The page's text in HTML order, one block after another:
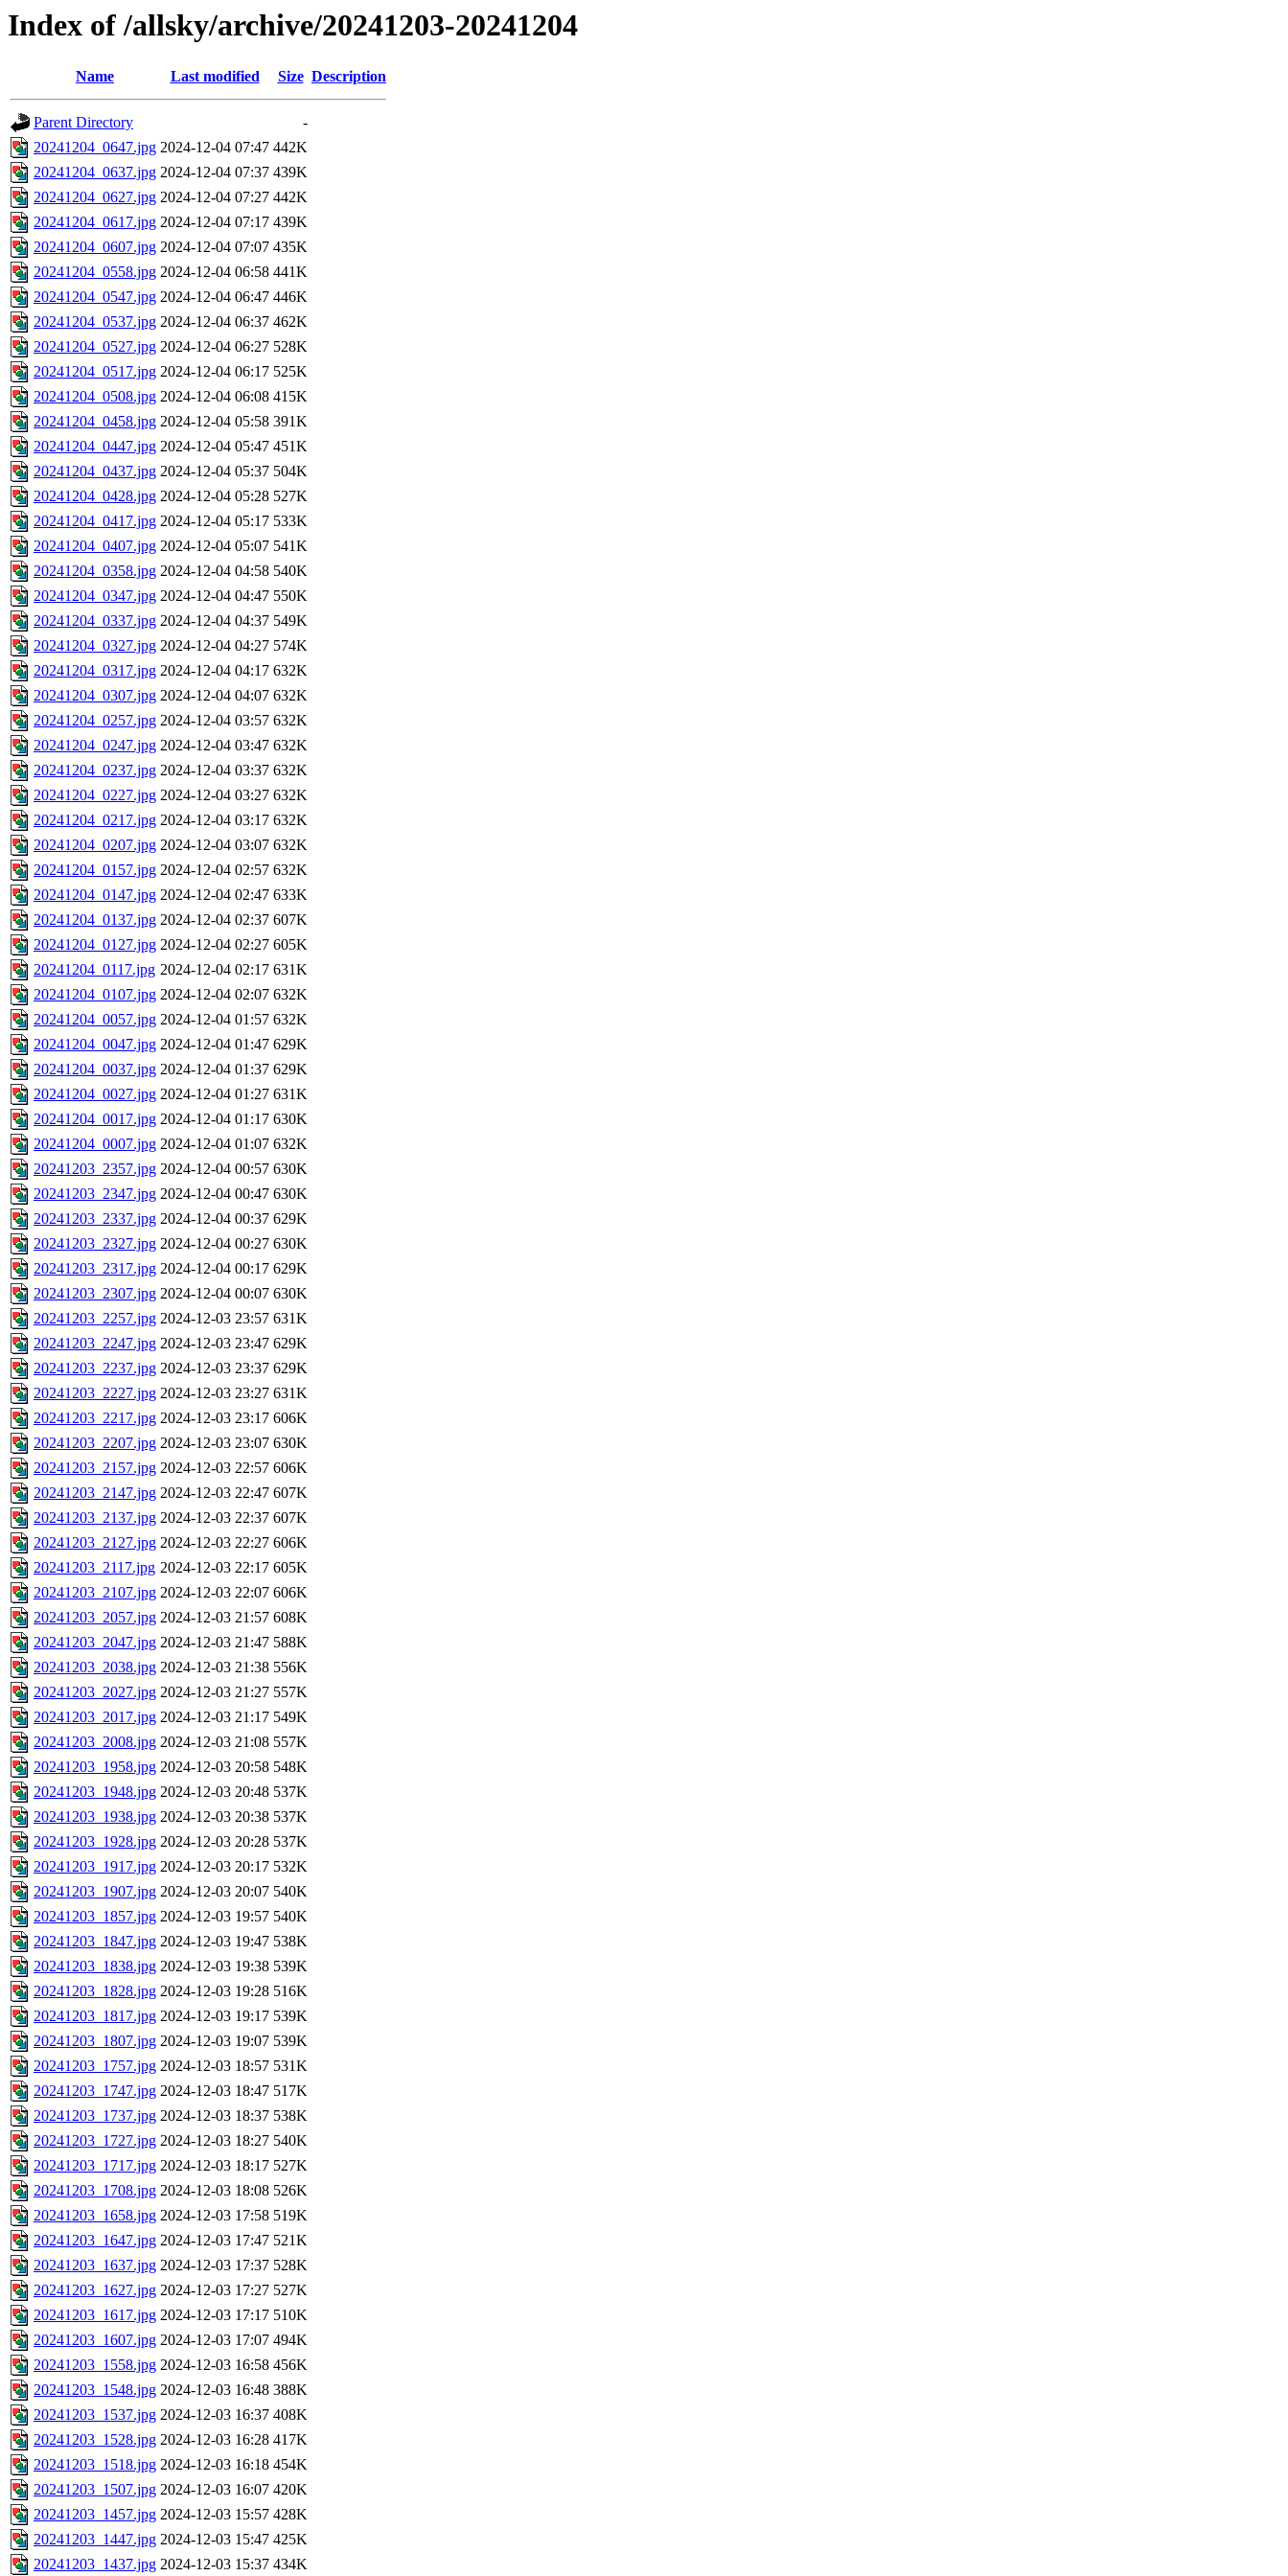
Index of /allsky/archive/20241203-20241204
Name Last modified Size Description
Parent Directory
-
20241204_0647.jpg 2024-12-04 07:47 442K
20241204_0637.jpg 2024-12-04 07:37 439K
20241204_0627.jpg 2024-12-04 07:27 442K
20241204_0617.jpg 2024-12-04 07:17 439K
20241204_0607.jpg 2024-12-04 07:07 435K
20241204_0558.jpg 2024-12-04 06:58 441K
20241204_0547.jpg 2024-12-04 06:47 446K
20241204_0537.jpg 2024-12-04 06:37 462K
20241204_0527.jpg 2024-12-04 06:27 528K
20241204_0517.jpg 2024-12-04 06:17 525K
20241204_0508.jpg 2024-12-04 06:08 415K
20241204_0458.jpg 2024-12-04 05:58 391K
20241204_0447.jpg 2024-12-04 05:47 451K
20241204_0437.jpg 2024-12-04 05:37 504K
20241204_0428.jpg 2024-12-04 05:28 527K
20241204_0417.jpg 2024-12-04 05:17 533K
20241204_0407.jpg 2024-12-04 05:07 541K
20241204_0358.jpg 2024-12-04 04:58 540K
20241204_0347.jpg 2024-12-04 04:47 550K
20241204_0337.jpg 2024-12-04 04:37 549K
20241204_0327.jpg 2024-12-04 04:27 574K
20241204_0317.jpg 2024-12-04 04:17 632K
20241204_0307.jpg 2024-12-04 04:07 632K
20241204_0257.jpg 2024-12-04 03:57 632K
20241204_0247.jpg 2024-12-04 03:47 632K
20241204_0237.jpg 2024-12-04 03:37 632K
20241204_0227.jpg 2024-12-04 03:27 632K
20241204_0217.jpg 2024-12-04 03:17 632K
20241204_0207.jpg 2024-12-04 03:07 632K
20241204_0157.jpg 2024-12-04 02:57 632K
20241204_0147.jpg 2024-12-04 02:47 633K
20241204_0137.jpg 2024-12-04 02:37 607K
20241204_0127.jpg 2024-12-04 02:27 605K
20241204_0117.jpg 2024-12-04 02:17 631K
20241204_0107.jpg 2024-12-04 02:07 632K
20241204_0057.jpg 2024-12-04 01:57 632K
20241204_0047.jpg 2024-12-04 01:47 629K
20241204_0037.jpg 2024-12-04 01:37 629K
20241204_0027.jpg 2024-12-04 01:27 631K
20241204_0017.jpg 2024-12-04 01:17 630K
20241204_0007.jpg 2024-12-04 01:07 632K
20241203_2357.jpg 2024-12-04 00:57 630K
20241203_2347.jpg 2024-12-04 00:47 630K
20241203_2337.jpg 2024-12-04 00:37 629K
20241203_2327.jpg 2024-12-04 00:27 630K
20241203_2317.jpg 2024-12-04 00:17 629K
20241203_2307.jpg 2024-12-04 00:07 630K
20241203_2257.jpg 2024-12-03 23:57 631K
20241203_2247.jpg 2024-12-03 23:47 629K
20241203_2237.jpg 2024-12-03 23:37 629K
20241203_2227.jpg 2024-12-03 23:27 631K
20241203_2217.jpg 2024-12-03 23:17 606K
20241203_2207.jpg 2024-12-03 23:07 630K
20241203_2157.jpg 2024-12-03 22:57 606K
20241203_2147.jpg 2024-12-03 22:47 607K
20241203_2137.jpg 2024-12-03 22:37 607K
20241203_2127.jpg 2024-12-03 22:27 606K
20241203_2117.jpg 2024-12-03 22:17 605K
20241203_2107.jpg 2024-12-03 22:07 606K
20241203_2057.jpg 2024-12-03 21:57 608K
20241203_2047.jpg 2024-12-03 21:47 588K
20241203_2038.jpg 2024-12-03 21:38 556K
20241203_2027.jpg 2024-12-03 21:27 557K
20241203_2017.jpg 2024-12-03 21:17 549K
20241203_2008.jpg 2024-12-03 21:08 557K
20241203_1958.jpg 2024-12-03 20:58 548K
20241203_1948.jpg 2024-12-03 20:48 537K
20241203_1938.jpg 2024-12-03 20:38 537K
20241203_1928.jpg 2024-12-03 20:28 537K
20241203_1917.jpg 2024-12-03 20:17 532K
20241203_1907.jpg 2024-12-03 20:07 540K
20241203_1857.jpg 2024-12-03 19:57 540K
20241203_1847.jpg 2024-12-03 19:47 538K
20241203_1838.jpg 2024-12-03 19:38 539K
20241203_1828.jpg 2024-12-03 19:28 516K
20241203_1817.jpg 2024-12-03 19:17 539K
20241203_1807.jpg 2024-12-03 19:07 539K
20241203_1757.jpg 2024-12-03 18:57 531K
20241203_1747.jpg 2024-12-03 18:47 517K
20241203_1737.jpg 2024-12-03 18:37 538K
20241203_1727.jpg 2024-12-03 18:27 540K
20241203_1717.jpg 2024-12-03 18:17 527K
20241203_1708.jpg 2024-12-03 18:08 526K
20241203_1658.jpg 2024-12-03 17:58 519K
20241203_1647.jpg 2024-12-03 17:47 521K
20241203_1637.jpg 2024-12-03 17:37 528K
20241203_1627.jpg 2024-12-03 17:27 527K
20241203_1617.jpg 2024-12-03 17:17 510K
20241203_1607.jpg 2024-12-03 17:07 494K
20241203_1558.jpg 2024-12-03 16:58 456K
20241203_1548.jpg 2024-12-03 16:48 388K
20241203_1537.jpg 2024-12-03 16:37 408K
20241203_1528.jpg 2024-12-03 16:28 417K
20241203_1518.jpg 2024-12-03 16:18 454K
20241203_1507.jpg 2024-12-03 16:07 420K
20241203_1457.jpg 2024-12-03 15:57 428K
20241203_1447.jpg 2024-12-03 15:47 425K
20241203_1437.jpg 2024-12-03 15:37 434K